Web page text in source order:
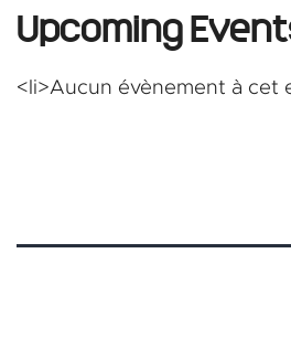
Upcoming
<li>Aucun évènement à cet